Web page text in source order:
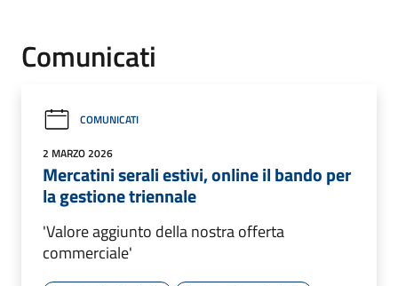
Comunicati
COMUNICATI
2 MARZO 2026
Mercatini serali estivi, online il bando per
la gestione triennale
'Valore aggiunto della nostra offerta
commerciale'